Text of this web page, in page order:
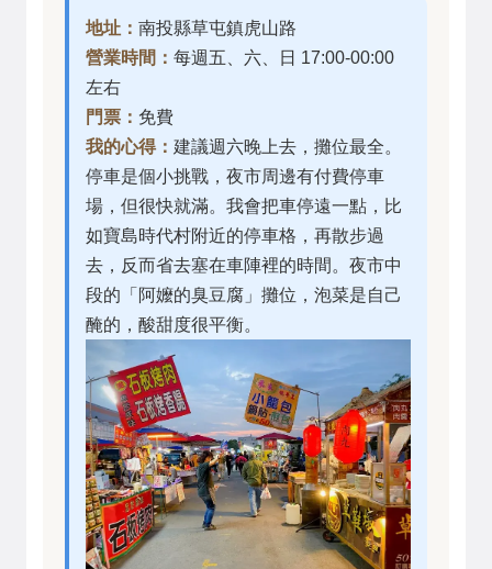
地址： 南投縣草屯鎮虎山路
營業時間： 每週五、六、日 17:00-00:00
左右
門票： 免費
我的心得： 建議週六晚上去，攤位最全。
停車是個小挑戰，夜市周邊有付費停車
場，但很快就滿。我會把車停遠一點，比
如寶島時代村附近的停車格，再散步過
去，反而省去塞在車陣裡的時間。夜市中
段的「阿嬤的臭豆腐」攤位，泡菜是自己
醃的，酸甜度很平衡。